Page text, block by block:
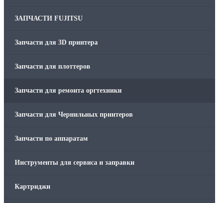
ЗАПЧАСТИ FUJITSU
Запчасти для 3D принтера
Запчасти для плоттеров
Запчасти для ремонта оргтехники
Запчасти для Чернильных принтеров
Запчасти по аппаратам
Инструменты для сервиса и заправки
Картриджи